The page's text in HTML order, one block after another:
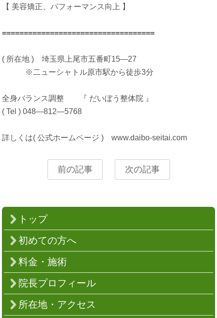
【 美容矯正、パフォーマンス向上 】
===================================
( 所在地 ) 埼玉県上尾市五番町15―27
※二ューシャトル原市駅から徒歩3分
全身バランス調整 『 だいぼう整体院 』
( Tel ) 048―812―5768
詳しくは( 公式ホームページ ) www.daibo-seitai.com
前の記事 次の記事
トップ
初めての方へ
料金・施術
院長プロフィール
所在地・アクセス